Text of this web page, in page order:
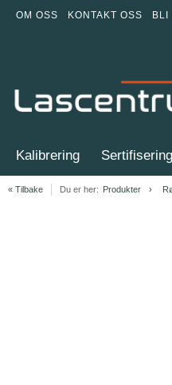
OM OSS KONTAKT OSS BLI
Kalibrering Sertifisering
« Tilbake Du er her: Produkter